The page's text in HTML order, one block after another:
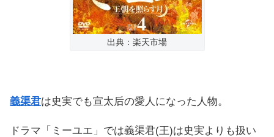
出典：楽天市場
義渠君は史実でも宣太后の愛人になった人物。
ドラマ「ミーユエ」では義渠君(王)は史実よりも扱い